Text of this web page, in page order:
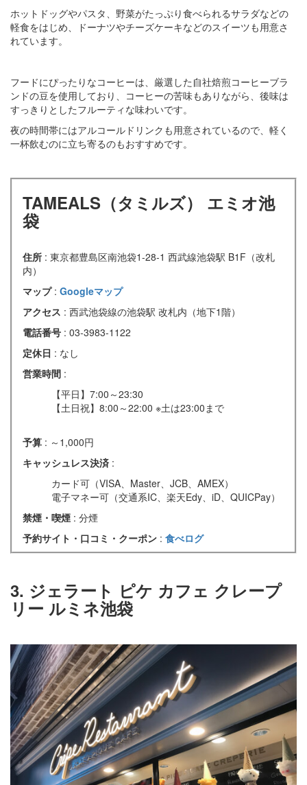
ホットドッグやパスタ、野菜がたっぷり食べられるサラダなどの
軽食をはじめ、ドーナツやチーズケーキなどのスイーツも用意さ
れています。
フードにぴったりなコーヒーは、厳選した自社焙煎コーヒーブラ
ンドの豆を使用しており、コーヒーの苦味もありながら、後味は
すっきりとしたフルーティな味わいです。
夜の時間帯にはアルコールドリンクも用意されているので、軽く
一杯飲むのに立ち寄るのもおすすめです。
TAMEALS（タミルズ） エミオ池
袋
住所 : 東京都豊島区南池袋1-28-1 西武線池袋駅 B1F（改札
内）
マップ : Googleマップ
アクセス : 西武池袋線の池袋駅 改札内（地下1階）
電話番号 : 03-3983-1122
定休日 : なし
営業時間 :
【平日】7:00～23:30
【土日祝】8:00～22:00 ※土は23:00まで
予算 : ～1,000円
キャッシュレス決済 :
カード可（VISA、Master、JCB、AMEX）
電子マネー可（交通系IC、楽天Edy、iD、QUICPay）
禁煙・喫煙 : 分煙
予約サイト・口コミ・クーポン : 食べログ
3. ジェラート ピケ カフェ クレープ
リー ルミネ池袋